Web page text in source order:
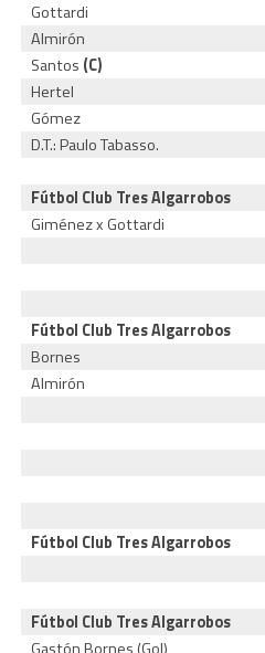
Gottardi
Almirón
Santos (C)
Hertel
Gómez
D.T.: Paulo Tabasso.
Fútbol Club Tres Algarrobos
Giménez x Gottardi
Fútbol Club Tres Algarrobos
Bornes
Almirón
Fútbol Club Tres Algarrobos
Fútbol Club Tres Algarrobos